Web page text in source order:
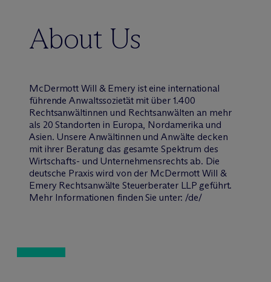
About Us
McDermott Will & Emery ist eine international
führende Anwaltssozietät mit über 1.400
Rechtsanwältinnen und Rechtsanwälten an mehr
als 20 Standorten in Europa, Nordamerika und
Asien. Unsere Anwältinnen und Anwälte decken
mit ihrer Beratung das gesamte Spektrum des
Wirtschafts- und Unternehmensrechts ab. Die
deutsche Praxis wird von der McDermott Will &
Emery Rechtsanwälte Steuerberater LLP geführt.
Mehr Informationen finden Sie unter: /de/